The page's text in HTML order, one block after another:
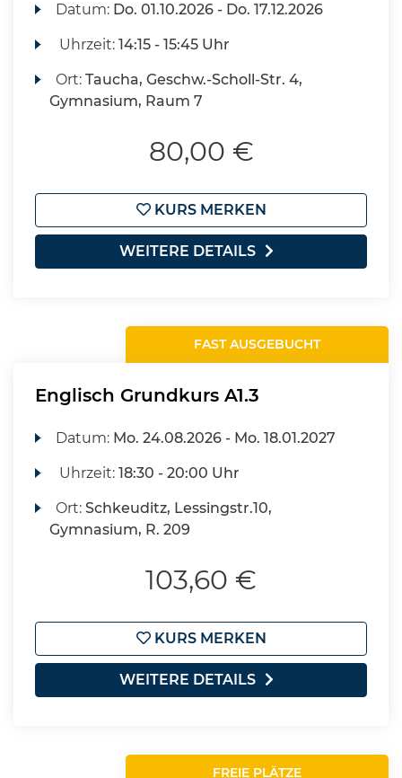
Datum: Do. 01.10.2026 - Do. 17.12.2026
Uhrzeit:14:15 - 15:45 Uhr
Ort:Taucha, Geschw.-Scholl-Str. 4,
Gymnasium, Raum 7
80,00 €
KURS MERKEN
WEITERE DETAILS
FAST AUSGEBUCHT
Englisch Grundkurs A1.3
Datum: Mo. 24.08.2026 - Mo. 18.01.2027
Uhrzeit:18:30 - 20:00 Uhr
Ort:Schkeuditz, Lessingstr.10,
Gymnasium, R. 209
103,60 €
KURS MERKEN
WEITERE DETAILS
FREIE PLÄTZE